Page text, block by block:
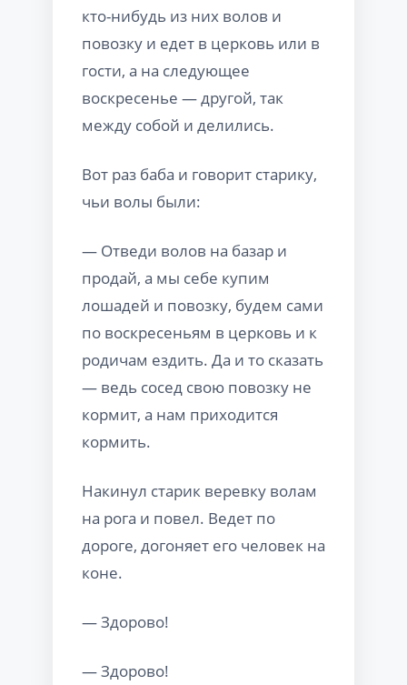
кто-нибудь из них волов и
повозку и едет в церковь или в
гости, а на следующее
воскресенье — другой, так
между собой и делились.
Вот раз баба и говорит старику,
чьи волы были:
— Отведи волов на базар и
продай, а мы себе купим
лошадей и повозку, будем сами
по воскресеньям в церковь и к
родичам ездить. Да и то сказать
— ведь сосед свою повозку не
кормит, а нам приходится
кормить.
Накинул старик веревку волам
на рога и повел. Ведет по
дороге, догоняет его человек на
коне.
— Здорово!
— Здорово!